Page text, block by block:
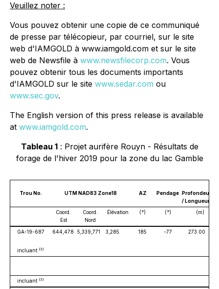
Veuillez noter :
Vous pouvez obtenir une copie de ce communiqué
de presse par télécopieur, par courriel, sur le site
web d'IAMGOLD à www.iamgold.com et sur le site
web de Newsfile à www.newsfilecorp.com. Vous
pouvez obtenir tous les documents importants
d'IAMGOLD sur le site www.sedar.com ou
www.sec.gov.
The English version of this press release is available
at www.iamgold.com.
Tableau 1: Projet aurifère Rouyn - Résultats de
forage de l'hiver 2019 pour la zone du lac Gamble
Trou No. UTM NAD83 Zone18 AZ Pendage Profondeur
/ Longueur
Coord.
Est
Coord.
Nord
Élévation (°) (°) (m)
GA-19-687 644,478 5,339,771 3,285 185 -77 273.00
incluant (3)
incluant (3)